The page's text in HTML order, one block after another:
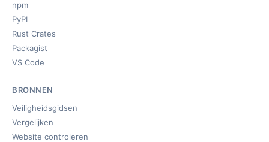
npm
PyPI
Rust Crates
Packagist
VS Code
BRONNEN
Veiligheidsgidsen
Vergelijken
Website controleren